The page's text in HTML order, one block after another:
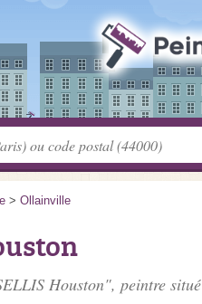
> Ollainville
Houston", peintre situé